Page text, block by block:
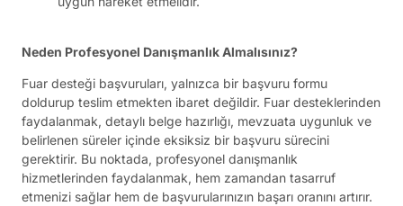
Neden Profesyonel Danışmanlık Almalısınız?
Fuar desteği başvuruları, yalnızca bir başvuru formu
doldurup teslim etmekten ibaret değildir. Fuar desteklerinden
faydalanmak, detaylı belge hazırlığı, mevzuata uygunluk ve
belirlenen süreler içinde eksiksiz bir başvuru sürecini
gerektirir. Bu noktada, profesyonel danışmanlık
hizmetlerinden faydalanmak, hem zamandan tasarruf
etmenizi sağlar hem de başvurularınızın başarı oranını artırır.